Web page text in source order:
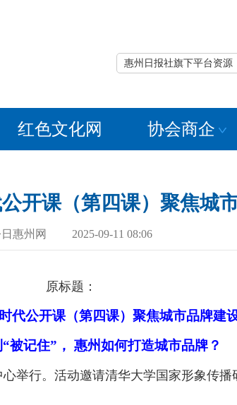
惠州日报社旗下平台资源
红色文化网 协会商企
开课（第四课）聚焦城
日惠州网 2025-09-11 08:06
原标题：
代公开课（第四课）聚焦城市品牌建
被记住”， 惠州如何打造城市品牌？
行。活动邀请清华大学国家形象传播